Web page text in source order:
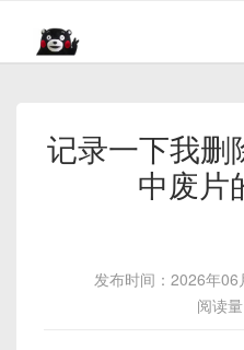
记录一下我删
中废片
发布时间：2026年06
阅读